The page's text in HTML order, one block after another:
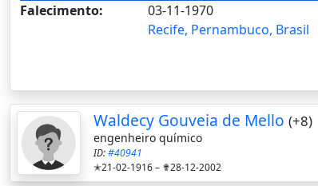
Falecimento:
03-11-1970
Recife, Pernambuco, Brasil
Waldecy Gouveia de Mello (+8)
engenheiro químico
ID:#40941
✭21-02-1916 – ✟28-12-2002